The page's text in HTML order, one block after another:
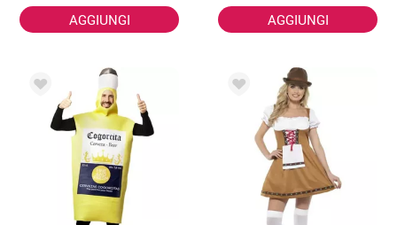
AGGIUNGI AGGIUNGI